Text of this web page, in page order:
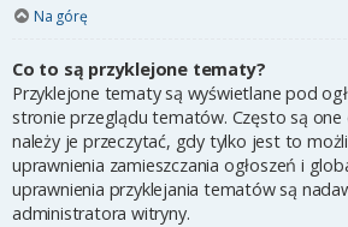
Na górę
Co to są przyklejone tematy?
Przyklejone tematy są wyświetlane pod
stronie przeglądu tematów. Często są one
należy je przeczytać, gdy tylko jest to
uprawnienia zamieszczania ogłoszeń i
uprawnienia przyklejania tematów są
administratora witryny.